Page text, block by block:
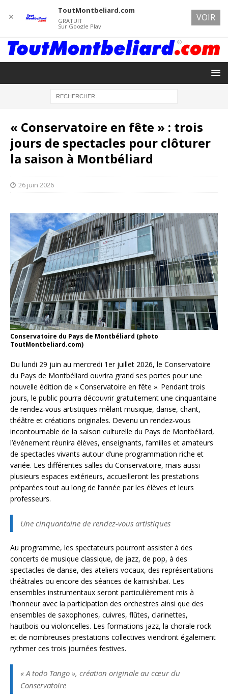
« Conservatoire en fête » : trois
jours de spectacles pour clôturer
la saison à Montbéliard
26 juin 2026
Conservatoire du Pays de Montbéliard (photo
ToutMontbeliard.com)
Du lundi 29 juin au mercredi 1er juillet 2026, le Conservatoire
du Pays de Montbéliard ouvrira grand ses portes pour une
nouvelle édition de « Conservatoire en fête ». Pendant trois
jours, le public pourra découvrir gratuitement une cinquantaine
de rendez-vous artistiques mêlant musique, danse, chant,
théâtre et créations originales. Devenu un rendez-vous
incontournable de la saison culturelle du Pays de Montbéliard,
l’événement réunira élèves, enseignants, familles et amateurs
de spectacles vivants autour d’une programmation riche et
variée. Les différentes salles du Conservatoire, mais aussi
plusieurs espaces extérieurs, accueilleront les prestations
préparées tout au long de l’année par les élèves et leurs
professeurs.
Une cinquantaine de rendez-vous artistiques
Au programme, les spectateurs pourront assister à des
concerts de musique classique, de jazz, de pop, à des
spectacles de danse, des ateliers vocaux, des représentations
théâtrales ou encore des séances de kamishibaï. Les
ensembles instrumentaux seront particulièrement mis à
l’honneur avec la participation des orchestres ainsi que des
ensembles de saxophones, cuivres, flûtes, clarinettes,
hautbois ou violoncelles. Les formations jazz, la chorale rock
et de nombreuses prestations collectives viendront également
rythmer ces trois journées festives.
« A todo Tango », création originale au cœur du
Conservatoire
✕
ToutMontbeliard.com
GRATUIT
Sur Google Play
VOIR